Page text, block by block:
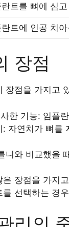
란트를 뼈에 심
트에 인공 치
장점
장점을 가지고
한 기능: 임플
: 자연치가 뼈를
니와 비교했을
장점을 가지
를 선택하는 경